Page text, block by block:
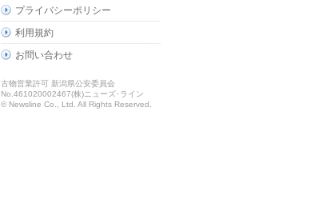
プライバシーポリシー
利用規約
お問い合わせ
古物営業許可 新潟県公安委員会
No.461020002467(株)ニューズ･ライン
© Newsline Co., Ltd. All Rights Reserved.